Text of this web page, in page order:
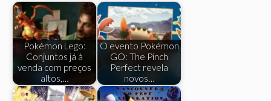
Pokémon Lego:
Conjuntos já à
venda com preços
altos,…
O evento Pokémon
GO: The Pinch
Perfect revela
novos…